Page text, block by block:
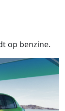
op benzine.